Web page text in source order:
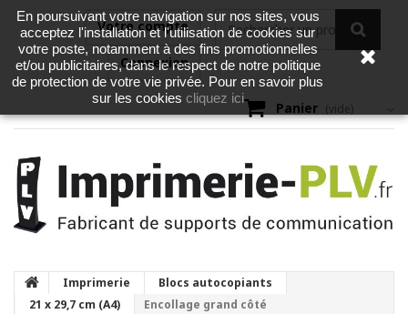
Votre compte
Connexion
Panier (vide)
Imprimerie
Blocs autocopiants
21 x 29,7 cm (A4)
Encollage grand côté
En poursuivant votre navigation sur nos sites, vous
acceptez l'installation et l'utilisation de cookies sur
votre poste, notamment à des fins promotionnelles
et/ou publicitaires, dans le respect de notre politique
de protection de votre vie privée. Pour en savoir plus
sur les cookies cliquez ici